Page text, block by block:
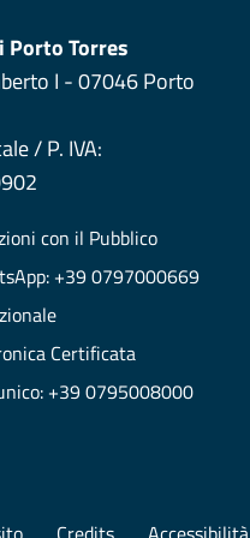
Porto Torres
I - 07046 Porto
/ P. IVA:
con il Pubblico
+39 0797000669
Certificata
+39 0795008000